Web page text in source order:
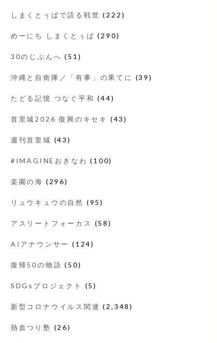
しまくとぅばで語る戦世 (222)
めーにち しまくとぅば (290)
30のじぶんへ (51)
沖縄と自衛隊／「有事」の果てに (39)
たどる記憶 つなぐ平和 (44)
首里城2026 復興のキセキ (43)
週刊首里城 (43)
#IMAGINEおきなわ (100)
楽園の海 (296)
リュウキュウの自然 (95)
アスリートフォーカス (58)
AIアナウンサー (124)
復帰50の物語 (50)
SDGsプロジェクト (5)
新型コロナウイルス関連 (2,348)
熱血つり塾 (26)